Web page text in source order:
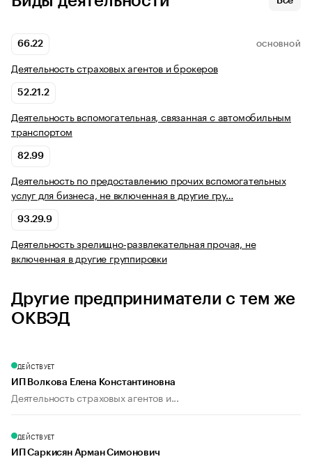
66.22 ОСНОВНОЙ
Деятельность страховых агентов и брокеров
52.21.2
Деятельность вспомогательная, связанная с автомобильным
транспортом
82.99
Деятельность по предоставлению прочих вспомогательных
услуг для бизнеса, не включенная в другие гру…
93.29.9
Деятельность зрелищно-развлекательная прочая, не
включенная в другие группировки
Другие предприниматели с тем же
ОКВЭД
ДЕЙСТВУЕТ
ИП Волкова Елена Константиновна
Деятельность страховых агентов и...
ДЕЙСТВУЕТ
ИП Саркисян Арман Симонович